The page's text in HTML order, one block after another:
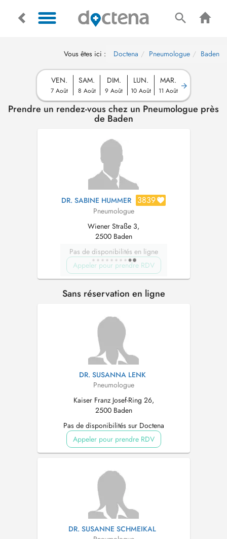
Vous êtes ici : Doctena Pneumologue Baden
VEN.
7 Août
SAM.
8 Août
DIM.
9 Août
LUN.
10 Août
MAR.
11 Août
Prendre un rendez-vous chez un Pneumologue près
de Baden
DR. SABINE HUMMER 3839
Pneumologue
Wiener Straße 3,
2500 Baden
Pas de disponibilités en ligne
Appeler pour prendre RDV
Sans réservation en ligne
DR. SUSANNA LENK
Pneumologue
Kaiser Franz Josef-Ring 26,
2500 Baden
Pas de disponibilités sur Doctena
Appeler pour prendre RDV
DR. SUSANNE SCHMEIKAL